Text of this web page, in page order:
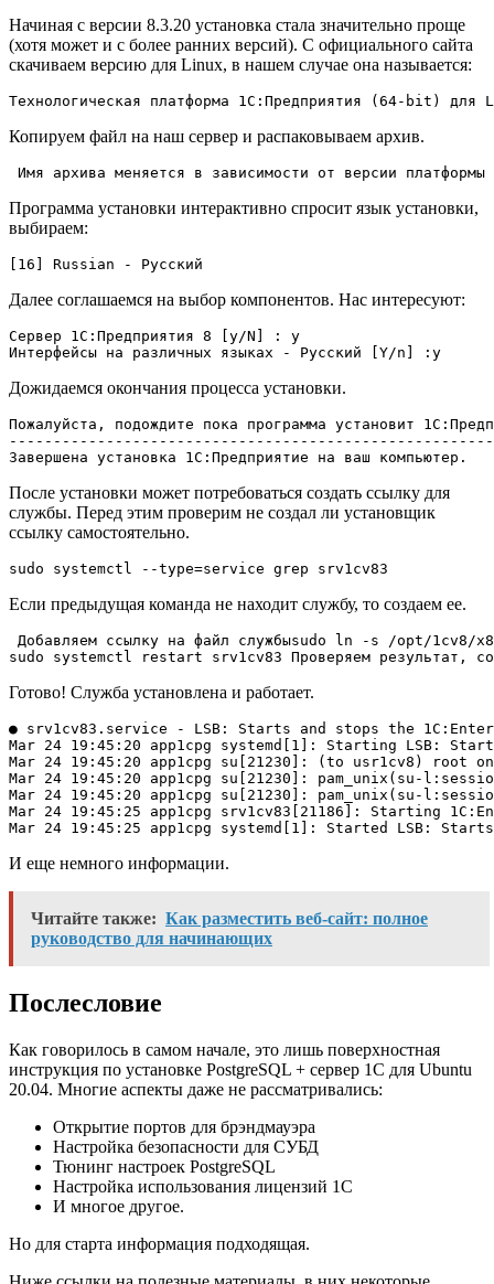
Начиная с версии 8.3.20 установка стала значительно проще
(хотя может и с более ранних версий). С официального сайта
скачиваем версию для Linux, в нашем случае она называется:
Технологическая платформа 1С:Предприятия (64-bit) для
Копируем файл на наш сервер и распаковываем архив.
Имя архива меняется в зависимости от версии платформы
Программа установки интерактивно спросит язык установки,
выбираем:
[16] Russian - Русский
Далее соглашаемся на выбор компонентов. Нас интересуют:
Сервер 1С:Предприятия 8 [y/N] : y
Интерфейсы на различных языках - Русский [Y/n] :y
Дожидаемся окончания процесса установки.
Пожалуйста, подождите пока программа установит
Завершена установка 1С:Предприятие на ваш компьютер.
После установки может потребоваться создать ссылку для
службы. Перед этим проверим не создал ли установщик
ссылку самостоятельно.
sudo systemctl --type=service grep srv1cv83
Если предыдущая команда не находит службу, то создаем ее.
Добавляем ссылку на файл службыsudo ln -s /opt/1cv8/
sudo systemctl restart srv1cv83 Проверяем результат,
Готово! Служба установлена и работает.
● srv1cv83.service - LSB: Starts and stops the
Mar 24 19:45:20 app1cpg systemd[1]: Starting LSB:
Mar 24 19:45:20 app1cpg su[21230]: (to usr1cv8) root on
Mar 24 19:45:20 app1cpg su[21230]: pam_unix(su-
Mar 24 19:45:20 app1cpg su[21230]: pam_unix(su-
Mar 24 19:45:25 app1cpg srv1cv83[21186]: Starting
Mar 24 19:45:25 app1cpg systemd[1]: Started LSB:
И еще немного информации.
Читайте также: Как разместить веб-сайт: полное
руководство для начинающих
Послесловие
Как говорилось в самом начале, это лишь поверхностная
инструкция по установке PostgreSQL + сервер 1С для Ubuntu
20.04. Многие аспекты даже не рассматривались:
Открытие портов для брэндмауэра
Настройка безопасности для СУБД
Тюнинг настроек PostgreSQL
Настройка использования лицензий 1С
И многое другое.
Но для старта информация подходящая.